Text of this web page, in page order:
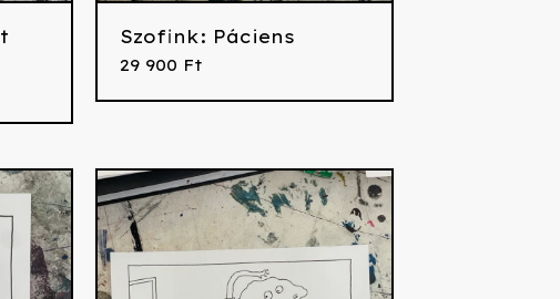
Szofink: Páciens
29 900 Ft